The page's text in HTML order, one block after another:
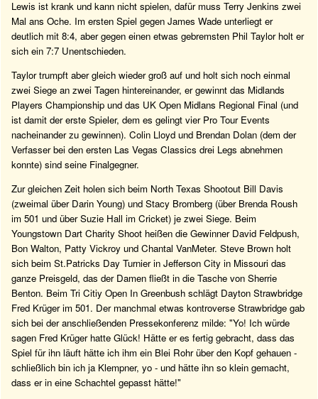
Lewis ist krank und kann nicht spielen, dafür muss Terry Jenkins zwei
Mal ans Oche. Im ersten Spiel gegen James Wade unterliegt er
deutlich mit 8:4, aber gegen einen etwas gebremsten Phil Taylor holt er
sich ein 7:7 Unentschieden.
Taylor trumpft aber gleich wieder groß auf und holt sich noch einmal
zwei Siege an zwei Tagen hintereinander, er gewinnt das Midlands
Players Championship und das UK Open Midlans Regional Final (und
ist damit der erste Spieler, dem es gelingt vier Pro Tour Events
nacheinander zu gewinnen). Colin Lloyd und Brendan Dolan (dem der
Verfasser bei den ersten Las Vegas Classics drei Legs abnehmen
konnte) sind seine Finalgegner.
Zur gleichen Zeit holen sich beim North Texas Shootout Bill Davis
(zweimal über Darin Young) und Stacy Bromberg (über Brenda Roush
im 501 und über Suzie Hall im Cricket) je zwei Siege. Beim
Youngstown Dart Charity Shoot heißen die Gewinner David Feldpush,
Bon Walton, Patty Vickroy und Chantal VanMeter. Steve Brown holt
sich beim St.Patricks Day Turnier in Jefferson City in Missouri das
ganze Preisgeld, das der Damen fließt in die Tasche von Sherrie
Benton. Beim Tri Citiy Open In Greenbush schlägt Dayton Strawbridge
Fred Krüger im 501. Der manchmal etwas kontroverse Strawbridge gab
sich bei der anschließenden Pressekonferenz milde: "Yo! Ich würde
sagen Fred Krüger hatte Glück! Hätte er es fertig gebracht, dass das
Spiel für ihn läuft hätte ich ihm ein Blei Rohr über den Kopf gehauen -
schließlich bin ich ja Klempner, yo - und hätte ihn so klein gemacht,
dass er in eine Schachtel gepasst hätte!"